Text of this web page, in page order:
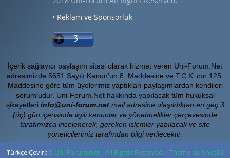
• Reklam ve Sponsorluk
İçerik sağlayıcı paylaşım sitesi olarak hizmet veren Uni-Forum.Net
adresimizde 5651 Sayılı Kanun'un 8. Maddesine ve T.C.K' nın 125.
Maddesine göre tüm üyelerimiz yaptıkları paylaşımlardan kendileri
sorumludur. Uni-Forum.Net hakkında yapılacak tüm hukuksal
şikayetleri info@uni-forum.netmail adresine ulaşıldıktan en geç 3
(üç) gün içerisinde ilgili kanunlar ve yönetmelikler çerçevesinde
tarafımızca incelenerek, gereken işlemler yapılacak ve site
yöneticilerimiz tarafından bilgi verilecektir.
© Uni-Forum.Net - All Rights Reserved. - Theme by Anka06
Türkçe Çeviri: